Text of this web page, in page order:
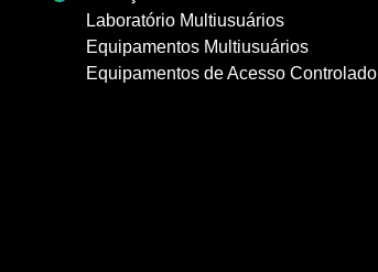
Laboratório Multiusuários
Equipamentos Multiusuários
Equipamentos de Acesso Controlado